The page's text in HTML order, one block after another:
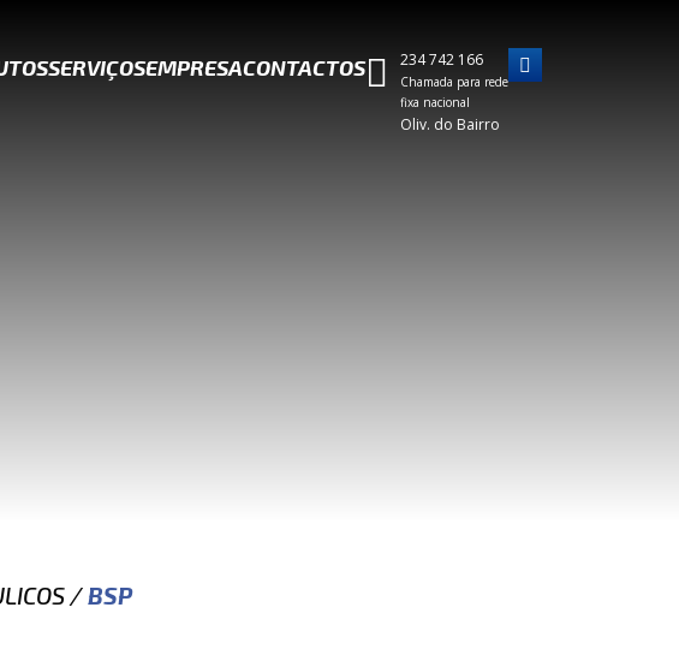
SERVIÇOSEMPRESACONTACTOS 234 742 166
Chamada para rede
fixa nacional
Oliv. do Bairro
/BSP